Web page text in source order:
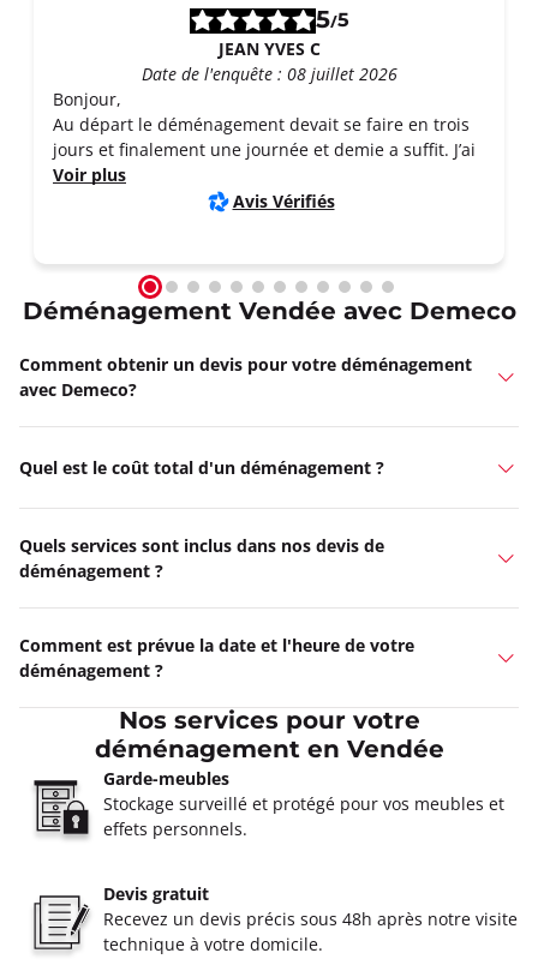
5/5
JEAN YVES C
Date de l'enquête : 08 juillet 2026
Bonjour,
Au départ le déménagement devait se faire en trois
jours et finalement une journée et demie a suffit. J’ai
Voir plus
Avis Vérifiés
Déménagement Vendée avec Demeco
Comment obtenir un devis pour votre déménagement
avec Demeco?
Quel est le coût total d'un déménagement ?
Quels services sont inclus dans nos devis de
déménagement ?
Comment est prévue la date et l'heure de votre
déménagement ?
Nos services pour votre
déménagement en Vendée
Garde-meubles
Stockage surveillé et protégé pour vos meubles et
effets personnels.
Devis gratuit
Recevez un devis précis sous 48h après notre visite
technique à votre domicile.